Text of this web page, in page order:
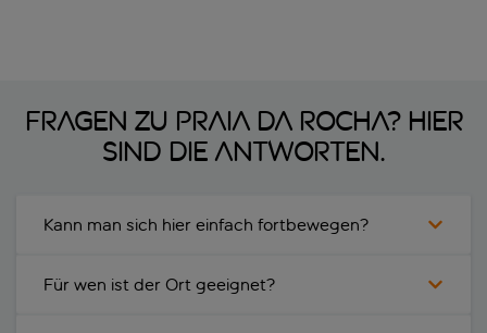
Fragen zu Praia da Rocha? Hier
sind die Antworten.
Kann man sich hier einfach fortbewegen?
Für wen ist der Ort geeignet?